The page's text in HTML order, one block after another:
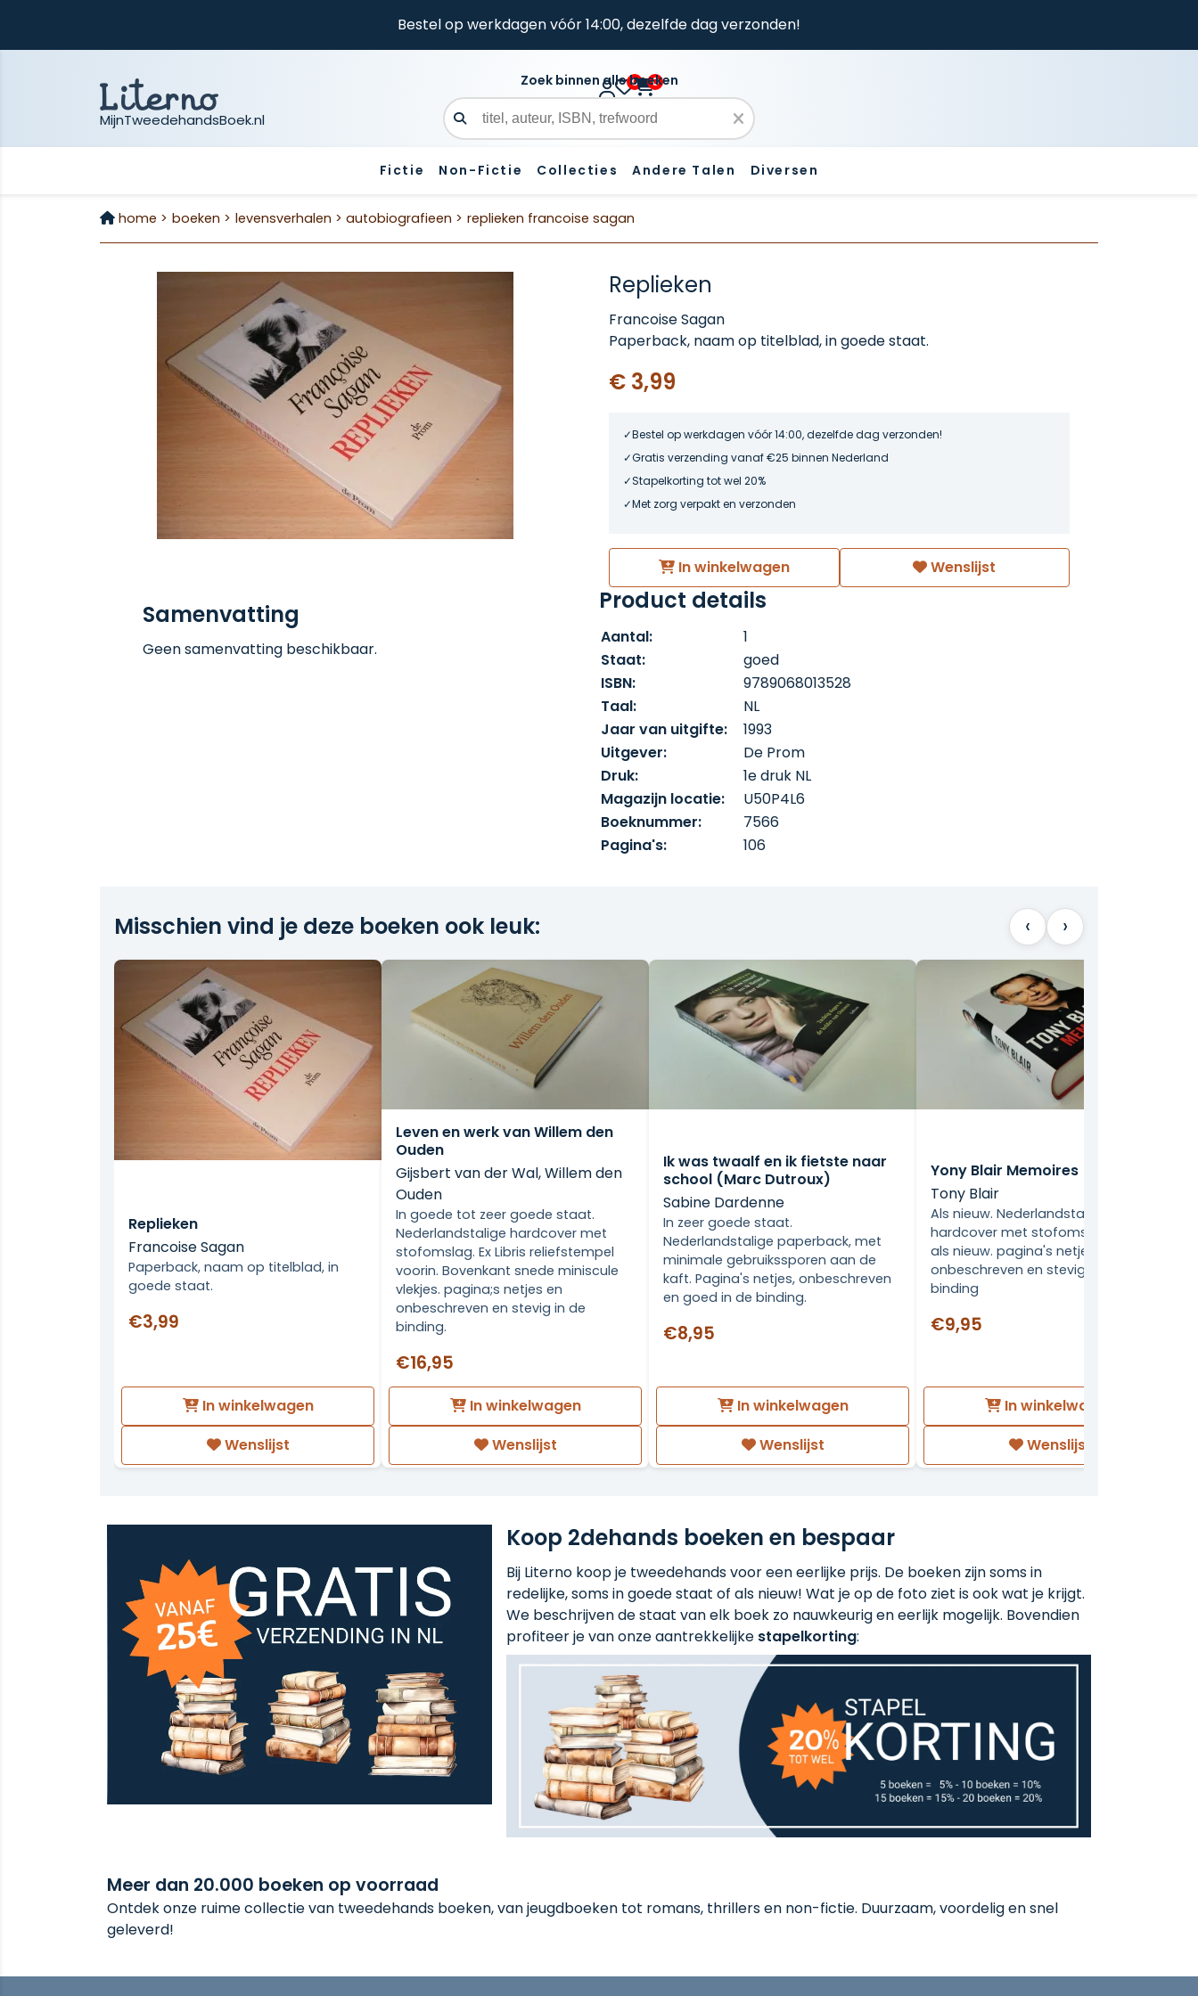
Bestel op werkdagen vóór 14:00, dezelfde dag verzonden!
MijnTweedehandsBoek.nl
0 0
Zoek binnen alle boeken
Zoekveld
Fictie Non-Fictie Collecties Andere Talen Diversen
home > boeken > levensverhalen > autobiografieen > replieken francoise sagan
Replieken
Francoise Sagan
Paperback, naam op titelblad, in goede staat.
€ 3,99
Bestel op werkdagen vóór 14:00, dezelfde dag verzonden!
Gratis verzending vanaf €25 binnen Nederland
Stapelkorting tot wel 20%
Met zorg verpakt en verzonden
In winkelwagen Wenslijst
Samenvatting
Geen samenvatting beschikbaar.
Product details
Aantal:
1
Staat:
goed
ISBN:
9789068013528
Taal:
NL
Jaar van uitgifte:
1993
Uitgever:
De Prom
Druk:
1e druk NL
Magazijn locatie:
U50P4L6
Boeknummer:
7566
Pagina's:
106
Misschien vind je deze boeken ook leuk: ‹ ›
Replieken
Francoise Sagan
Paperback, naam op titelblad, in
goede staat.
€3,99
In winkelwagen
Wenslijst
Leven en werk van Willem den
Ouden
Gijsbert van der Wal, Willem den
Ouden
In goede tot zeer goede staat.
Nederlandstalige hardcover met
stofomslag. Ex Libris reliefstempel
voorin. Bovenkant snede miniscule
vlekjes. pagina;s netjes en
onbeschreven en stevig in de
binding.
€16,95
In winkelwagen
Wenslijst
Ik was twaalf en ik fietste naar
school (Marc Dutroux)
Sabine Dardenne
In zeer goede staat.
Nederlandstalige paperback, met
minimale gebruikssporen aan de
kaft. Pagina's netjes, onbeschreven
en goed in de binding.
€8,95
In winkelwagen
Wenslijst
Yony Blair Memoires
Tony Blair
Als nieuw. Nederlandstalige
hardcover met stofomslag. Zo goed
als nieuw. pagina's netjes,
onbeschreven en stevig in de
binding
€9,95
In winkelwagen
Wenslijst
Koop 2dehands boeken en bespaar
Bij Literno koop je tweedehands voor een eerlijke prijs. De boeken zijn soms in
redelijke, soms in goede staat of als nieuw! Wat je op de foto ziet is ook wat je krijgt.
We beschrijven de staat van elk boek zo nauwkeurig en eerlijk mogelijk. Bovendien
profiteer je van onze aantrekkelijke stapelkorting:
Meer dan 20.000 boeken op voorraad
Ontdek onze ruime collectie van tweedehands boeken, van jeugdboeken tot romans, thrillers en non-fictie. Duurzaam, voordelig en snel
geleverd!